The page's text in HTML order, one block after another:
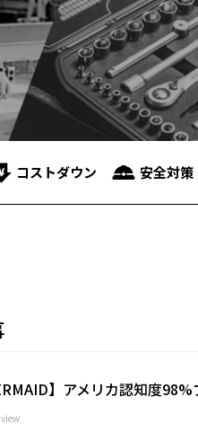
コストダウン 安全対策
】アメリカ認知度
view